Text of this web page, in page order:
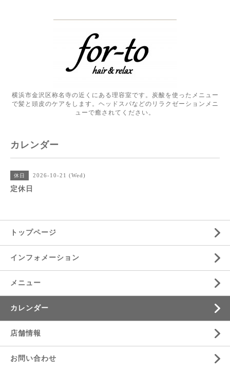
横浜市金沢区称名寺の近くにある理容室です。炭酸を使ったメニュー
で髪と頭皮のケアをします。ヘッドスパなどのリラクゼーションメニ
ューで癒されてください。
カレンダー
休日 2026-10-21 (Wed)
定休日
トップページ
インフォメーション
メニュー
カレンダー
店舗情報
お問い合わせ